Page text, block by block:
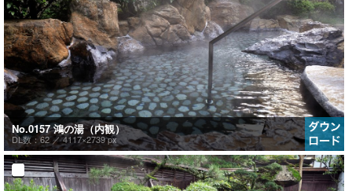
No.0157 鴻の湯（内観）
DL数：62 ／4117×2739 px